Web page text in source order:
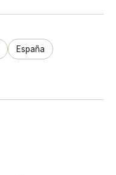
España